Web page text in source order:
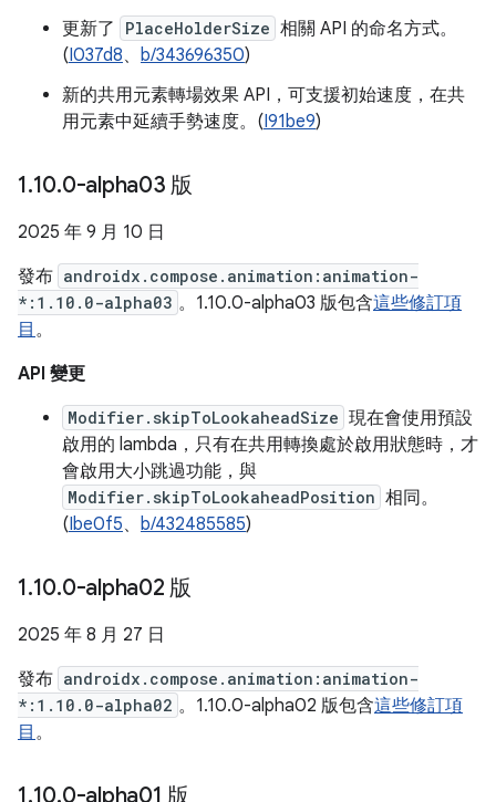
更新了
PlaceHolderSize 相關 API 的命名方式。
(I037d8、 b/343696350)
新的共用元素轉場效果 API，可支援初始速度，在共
用元素中延續手勢速度。(I91be9)
1.10.0-alpha03 版
2025 年 9 月 10 日
發布 androidx.compose.animation:animation-
*:1.10.0-alpha03 。1.10.0-alpha03 版包含這些修訂項
目 。
API 變更
Modifier.skipToLookaheadSize 現在會使用預設
啟用的 lambda，只有在共用轉換處於啟用狀態時，才
會啟用大小跳過功能，與
Modifier.skipToLookaheadPosition 相同。
(Ibe0f5、 b/432485585)
1.10.0-alpha02 版
2025 年 8 月 27 日
發布 androidx.compose.animation:animation-
*:1.10.0-alpha02 。1.10.0-alpha02 版包含這些修訂項
目 。
1.10.0-alpha01 版